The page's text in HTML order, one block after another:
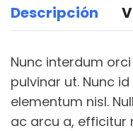
Descripción
Nunc interdum
pulvinar ut. Nunc
elementum nisl.
ac arcu a, efficitur